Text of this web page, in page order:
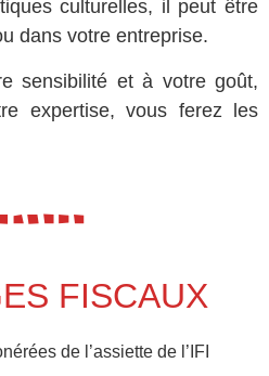
culturelles, il peut être
dans votre entreprise.
sensibilité et à votre goût,
expertise, vous ferez les
FISCAUX
de l’assiette de l’IFI